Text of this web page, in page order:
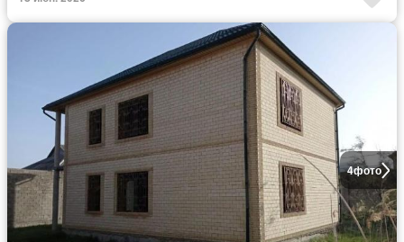
4фото